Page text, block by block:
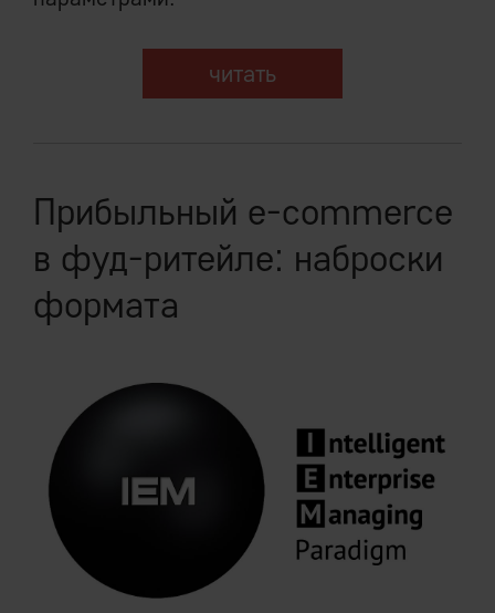
читать
Прибыльный e-commerce
в фуд-ритейле: наброски
формата